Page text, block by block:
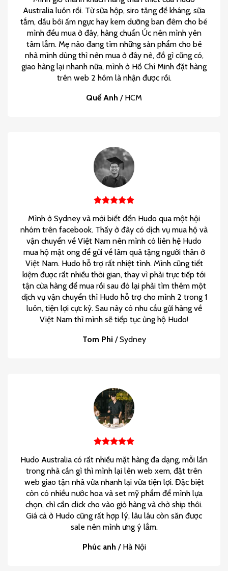
Australia luôn rồi. Từ sữa hộp, siro tăng đề kháng, sữa
tắm, dầu bôi ấm ngực hay kem dưỡng ban đêm cho bé
mình đều mua ở đây, hàng chuẩn Úc nên mình yên
tâm lắm. Mẹ nào đang tìm những sản phẩm cho bé
nhà mình dùng thì nên mua ở đây nè, đồ gì cũng có,
giao hàng lại nhanh nữa, mình ở Hồ Chí Minh đặt hàng
trên web 2 hôm là nhận được rồi.
Quế Anh / HCM
Mình ở Sydney và mới biết đến Hudo qua một hội
nhóm trên facebook. Thấy ở đây có dịch vụ mua hộ và
vận chuyển về Việt Nam nên mình có liên hệ Hudo
mua hộ mật ong để gửi về làm quà tặng người thân ở
Việt Nam. Hudo hỗ trợ rất nhiệt tình. Mình cũng tiết
kiệm được rất nhiều thời gian, thay vì phải trực tiếp tới
tận cửa hàng để mua rồi sau đó lại phải tìm thêm một
dịch vụ vận chuyển thì Hudo hỗ trợ cho mình 2 trong 1
luôn, tiện lợi cực kỳ. Sau này có nhu cầu gửi hàng về
Việt Nam thì mình sẽ tiếp tục ủng hộ Hudo!
Tom Phi /Sydney
Hudo Australia có rất nhiều mặt hàng đa dạng, mỗi lần
trong nhà cần gì thì mình lại lên web xem, đặt trên
web giao tận nhà vừa nhanh lại vừa tiện lợi. Đặc biệt
còn có nhiều nước hoa và set mỹ phẩm để mình lựa
chọn, chỉ cần click cho vào giỏ hàng và chờ ship thôi.
Giá cả ở Hudo cũng rất hợp lý, lâu lâu còn săn được
sale nên mình ưng ý lắm.
Phúc anh / Hà Nội